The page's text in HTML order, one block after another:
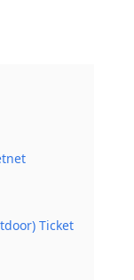
Ticket